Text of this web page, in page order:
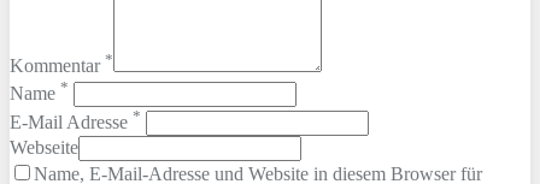
Kommentar *
Name *
E-Mail Adresse *
Webseite
Name, E-Mail-Adresse und Website in diesem Browser für